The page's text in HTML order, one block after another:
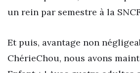
un rein par semestre à la
Et puis, avantage non
ChérieChou, nous avons